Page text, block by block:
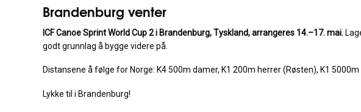
Brandenburg venter
ICF Canoe Sprint World Cup 2 i Brandenburg, Tyskland, arrangeres 14.–17. mai.
godt grunnlag å bygge videre på.
Distansene å følge for Norge: K4 500m damer, K1 200m herrer (Røsten), K1
Lykke til i Brandenburg!